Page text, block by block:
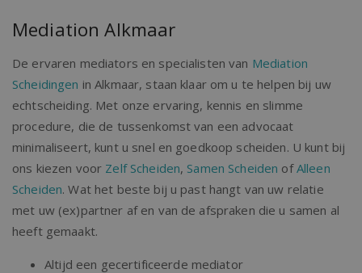
Mediation Alkmaar
De ervaren mediators en specialisten van Mediation
Scheidingen in Alkmaar, staan klaar om u te helpen bij uw
echtscheiding. Met onze ervaring, kennis en slimme
procedure, die de tussenkomst van een advocaat
minimaliseert, kunt u snel en goedkoop scheiden. U kunt bij
ons kiezen voor Zelf Scheiden, Samen Scheiden ofAlleen
Scheiden. Wat het beste bij u past hangt van uw relatie
met uw (ex)partner af en van de afspraken die u samen al
heeft gemaakt.
Altijd een gecertificeerde mediator